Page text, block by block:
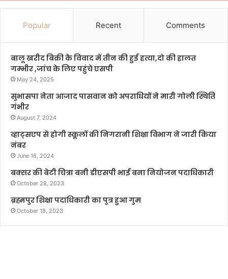
Popular Recent Comments
बालू खरीद बिक्री के विवाद में तीन की हुई हत्या,दो की हालत
गम्भीर ,जांच के लिए पहुंचे एसपी
May 24, 2025
सुभासपा नेता आजाद पासवान को अपराधियों ने मारी गोली स्थिति
गंभीर
August 7, 2024
व्हाट्सएप से होगी स्कूलों की निगरानी शिक्षा विभाग ने जारी किया
नंबर
June 16, 2024
बक्सर की बेटी चित्रा बनी डीएसपी भाई बना नियोजन पदाधिकारी
October 28, 2023
ब्रह्मपुर शिक्षा पदाधिकारी का पुत्र हुआ गुम
October 18, 2023